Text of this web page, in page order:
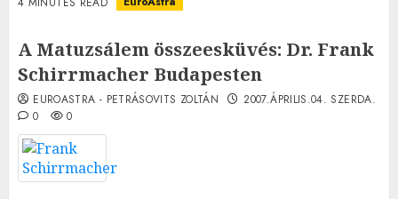
A Matuzsálem összeesküvés: Dr. Frank
Schirrmacher Budapesten
EUROASTRA - PETRÁSOVITS ZOLTÁN
2007.ÁPRILIS.04. SZERDA.
0
0